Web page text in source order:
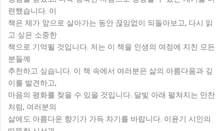
련했습니다. 이
책은 제가 앞으로 살아가는 동안 끊임없이 되돌아보고, 다시 읽
고 싶은 소중한
책으로 기억될 것입니다. 저는 이 책을 인생의 여정에 지친 모든
분들께
추천하고 싶습니다. 이 책 속에서 여러분은 삶의 아름다움과 깊
이를 발견하고,
마음의 평화를 찾을 수 있을 것입니다. 달빛 아래 펼쳐지는 만찬
처럼, 여러분의
삶에도 아름다운 향기가 가득 차기를 바랍니다. 이윤기 시인의